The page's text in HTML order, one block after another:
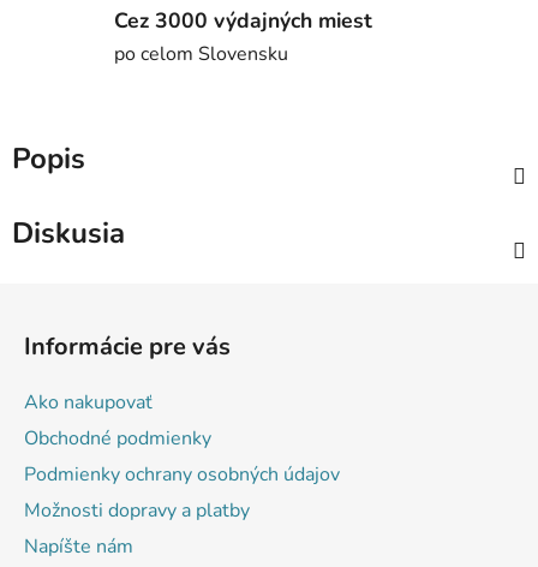
Cez 3000 výdajných miest
po celom Slovensku
Popis
Diskusia
Informácie pre vás
Ako nakupovať
Obchodné podmienky
Podmienky ochrany osobných údajov
Možnosti dopravy a platby
Napíšte nám